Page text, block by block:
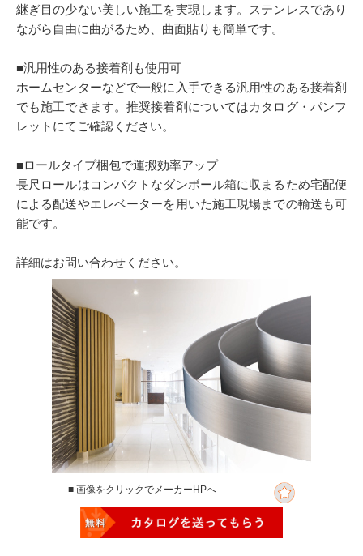
継ぎ目の少ない美しい施工を実現します。ステンレスであり
ながら自由に曲がるため、曲面貼りも簡単です。
■汎用性のある接着剤も使用可
ホームセンターなどで一般に入手できる汎用性のある接着剤
でも施工できます。推奨接着剤についてはカタログ・パンフ
レットにてご確認ください。
■ロールタイプ梱包で運搬効率アップ
長尺ロールはコンパクトなダンボール箱に収まるため宅配便
による配送やエレベーターを用いた施工現場までの輸送も可
能です。
詳細はお問い合わせください。
■ 画像をクリックでメーカーHPへ